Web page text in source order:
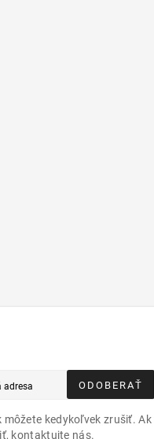
ODOBERAŤ
môžete kedykoľvek zrušiť. Ak
kontaktujte nás.